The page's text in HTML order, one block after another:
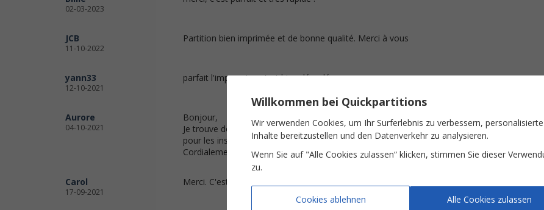
02-03-2023
JCB
11-10-2022
Partition bien imprimée et de bonne qualité. Merci à vous
yann33
12-10-2021
parfait l'impression s'est bien déroulée
Aurore
04-10-2021
Bonjour,
Je trouve dommage de ne pas pouvoir imprimer la partition dans une autre tonalité pour
pour les instruments transpositeurs.
Cordialement
Carol
17-09-2021
Merci. C'est nickel!
Willkommen bei Quickpartitions
Wir verwenden Cookies, um Ihr Surferlebnis zu verbessern, personalisierte
Inhalte bereitzustellen und den Datenverkehr zu analysieren.
Wenn Sie auf "Alle Cookies zulassen“ klicken, stimmen Sie dieser
zu.
Cookies ablehnen Alle Cookies zulassen